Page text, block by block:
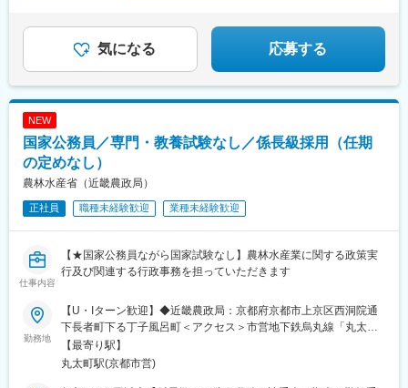
気になる 応募する
NEW
国家公務員／専門・教養試験なし／係長級採用（任期
の定めなし）
農林水産省（近畿農政局）
正社員 職種未経験歓迎 業種未経験歓迎
仕事内容
【★国家公務員ながら国家試験なし】農林水産業に関する政策実
行及び関連する行政事務を担っていただきます
勤務地
【U・Iターン歓迎】◆近畿農政局：京都府京都市上京区西洞院通
下長者町下る丁子風呂町＜アクセス＞市営地下鉄烏丸線「丸太町
駅」より徒歩約15分JR京都駅：市営バス9番・50番系統「堀川下
長者町」下車より徒歩10分※その他配属によっては近畿各府県の
【最寄り駅】
丸太町駅(京都市営)